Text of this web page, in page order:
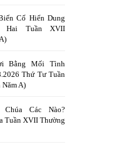
Cố Hiển Dung
Hai Tuần XVII
Bằng Mối Tình
Thứ Tư Tuần
A)
Các Nào?
Tuần XVII Thường